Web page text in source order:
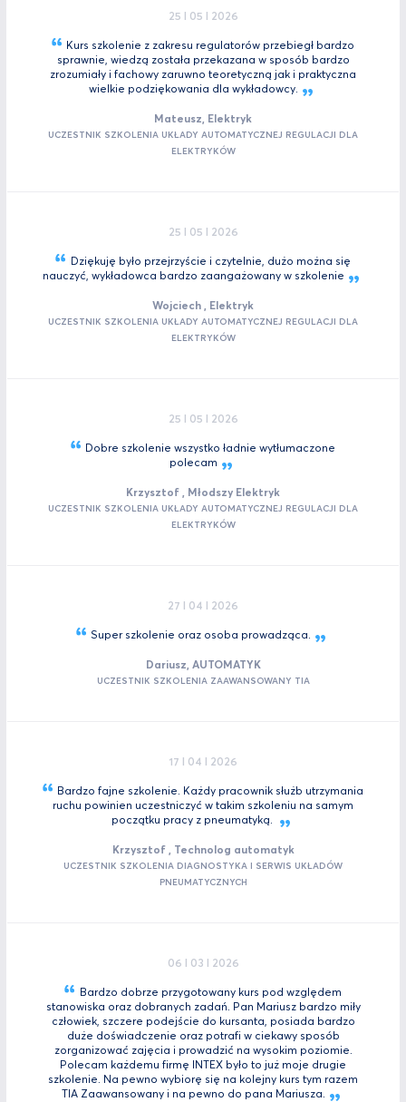
25 I 05 I 2026
Kurs szkolenie z zakresu regulatorów przebiegł bardzo
sprawnie, wiedzą została przekazana w sposób bardzo
zrozumiały i fachowy zaruwno teoretyczną jak i praktyczna
wielkie podziękowania dla wykładowcy.
Mateusz, Elektryk
UCZESTNIK SZKOLENIA UKŁADY AUTOMATYCZNEJ REGULACJI DLA
ELEKTRYKÓW
25 I 05 I 2026
Dziękuję było przejrzyście i czytelnie, dużo można się
nauczyć, wykładowca bardzo zaangażowany w szkolenie
Wojciech , Elektryk
UCZESTNIK SZKOLENIA UKŁADY AUTOMATYCZNEJ REGULACJI DLA
ELEKTRYKÓW
25 I 05 I 2026
Dobre szkolenie wszystko ładnie wytłumaczone
polecam
Krzysztof , Młodszy Elektryk
UCZESTNIK SZKOLENIA UKŁADY AUTOMATYCZNEJ REGULACJI DLA
ELEKTRYKÓW
27 I 04 I 2026
Super szkolenie oraz osoba prowadząca.
Dariusz, AUTOMATYK
UCZESTNIK SZKOLENIA ZAAWANSOWANY TIA
17 I 04 I 2026
Bardzo fajne szkolenie. Każdy pracownik służb utrzymania
ruchu powinien uczestniczyć w takim szkoleniu na samym
początku pracy z pneumatyką.
Krzysztof , Technolog automatyk
UCZESTNIK SZKOLENIA DIAGNOSTYKA I SERWIS UKŁADÓW
PNEUMATYCZNYCH
06 I 03 I 2026
Bardzo dobrze przygotowany kurs pod względem
stanowiska oraz dobranych zadań. Pan Mariusz bardzo miły
człowiek, szczere podejście do kursanta, posiada bardzo
duże doświadczenie oraz potrafi w ciekawy sposób
zorganizować zajęcia i prowadzić na wysokim poziomie.
Polecam każdemu firmę INTEX było to już moje drugie
szkolenie. Na pewno wybiorę się na kolejny kurs tym razem
TIA Zaawansowany i na pewno do pana Mariusza.